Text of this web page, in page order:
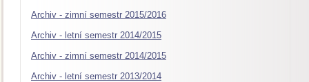
Archiv - zimní semestr 2015/2016
Archiv - letní semestr 2014/2015
Archiv - zimní semestr 2014/2015
Archiv - letní semestr 2013/2014